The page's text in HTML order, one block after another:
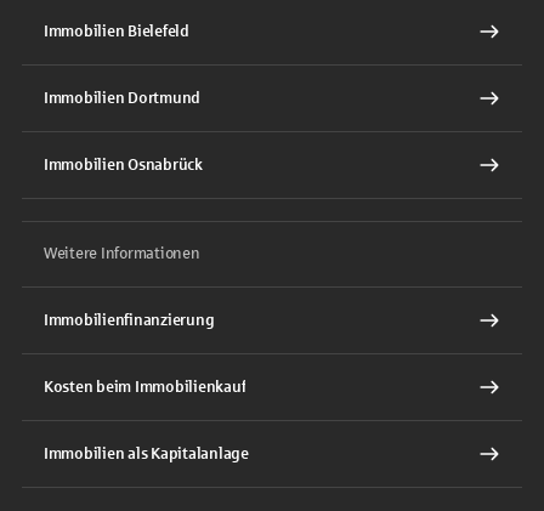
Immobilien Bielefeld
Immobilien Dortmund
Immobilien Osnabrück
Weitere Informationen
Immobilienfinanzierung
Kosten beim Immobilienkauf
Immobilien als Kapitalanlage